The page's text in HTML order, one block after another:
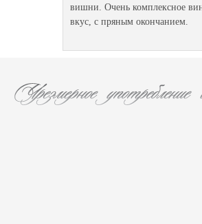
вишни. Очень комплексное
вкус, с пряным окончанием.